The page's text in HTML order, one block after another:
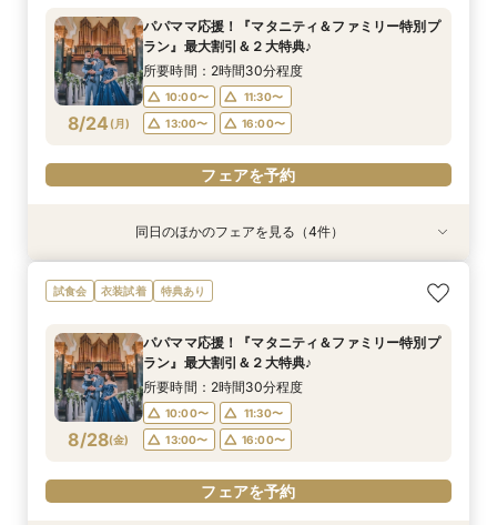
8/23(日)
10:00〜
11:30〜
13:00〜
16:00〜
フェアを予約
8/23(日)
10:00〜
11:30〜
13:00〜
16:00〜
フェアを予約
8/23(日)
10:00〜
11:30〜
13:00〜
16:00〜
フェアを予約
8/23(日)
10:00〜
11:30〜
13:00〜
16:00〜
フェアを予約
8/24 (月)
パパママ応援！『マタニティ＆ファミリー特別プ
ラン』最大割引＆２大特典♪
所要時間：2時間30分程度
10:00〜
11:30〜
13:00〜
16:00〜
フェアを予約
衣装試着 特典あり
8/24(月)
【ドレス重視オススメ◎】人気ドレス２５万円
OFF*来館特典×無料試食付
10:00〜
11:30〜
13:00〜
16:00〜
フェアを予約
特典あり
8/24(月)
【少人数婚応援】来館でヘアコスメ＆1万円ギフ
トGET！特典・試食フェア
10:00〜
11:30〜
13:00〜
16:00〜
フェアを予約
衣装試着 特典あり
8/24(月)
卒花オススメ◎英国伝統の大聖堂チャペル*最大
150万円割引×来館特典ギフト券１万円
10:00〜
11:30〜
13:00〜
16:00〜
フェアを予約
衣装試着 特典あり
8/24(月)
【ペット婚人気NO.1】愛犬と誓うリングドッグ演
出×豪華試食フェア*最大15大特典付き
10:00〜
11:30〜
13:00〜
16:00〜
フェアを予約
同日のほかのフェアを見る（4件）
試食会 衣装試着 特典あり
8/28(金)
パパママ応援！『マタニティ＆ファミリー特別プ
ラン』最大割引＆２大特典♪
所要時間：2時間30分程度
10:00〜
11:30〜
13:00〜
16:00〜
フェアを予約